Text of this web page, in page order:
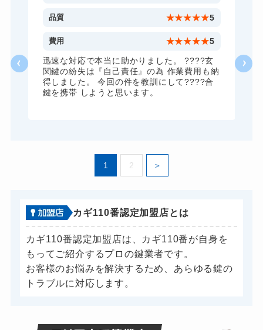
ドアノブカギ開け 10,780円～(税込)
11,000円～(税込)
品質 ★★★★★5
費用 ★★★★★5
迅速な対応で本当に助かりました。 ????玄
関鍵の紛失は『自己責任』の為 作業費用も納
得しました。 今回の件を教訓にして????合
鍵を携帯 しようと思います。
1 2
カギ110番認定加盟店とは
カギ110番認定加盟店は、カギ110番が自身を
もってご紹介するプロの鍵業者です。
お客様のお悩みを解決するため、あらゆる鍵の
トラブルに対応します。